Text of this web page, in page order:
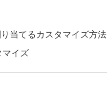
当てるカスタマイズ方法
マイズ